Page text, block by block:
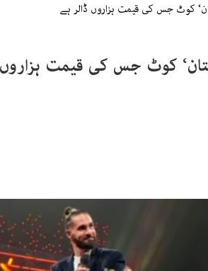
کوٹ جس کی قیمت ہزاروں ڈالر ہے
کوٹ جس کی قیمت ہزاروں